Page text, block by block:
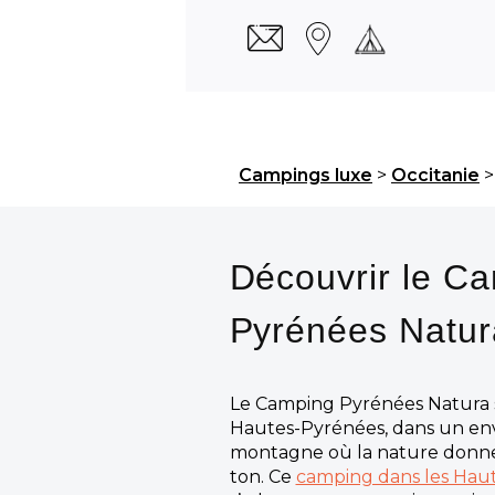
Campings luxe > Occitanie
Découvrir le
Pyrénées
Le Camping Pyrénées
Hautes-Pyrénées, dans un
montagne où la nature
ton. Ce camping dans les